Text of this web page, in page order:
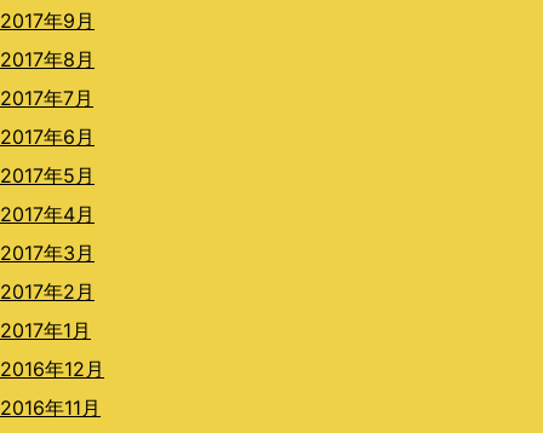
2017年9月
2017年8月
2017年7月
2017年6月
2017年5月
2017年4月
2017年3月
2017年2月
2017年1月
2016年12月
2016年11月